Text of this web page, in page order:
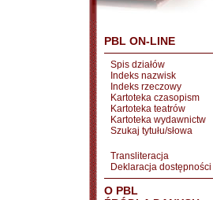
PBL ON-LINE
Spis działów
Indeks nazwisk
Indeks rzeczowy
Kartoteka czasopism
Kartoteka teatrów
Kartoteka wydawnictw
Szukaj tytułu/słowa
Transliteracja
Deklaracja dostępności
O PBL